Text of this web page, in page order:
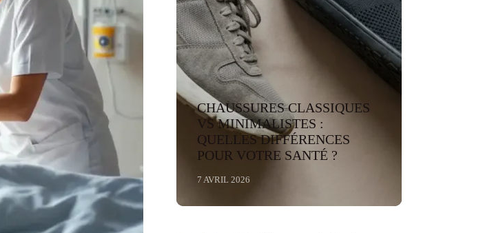
CHAUSSURES CLASSIQUES
VS MINIMALISTES :
QUELLES DIFFÉRENCES
POUR VOTRE SANTÉ ?
7 AVRIL 2026